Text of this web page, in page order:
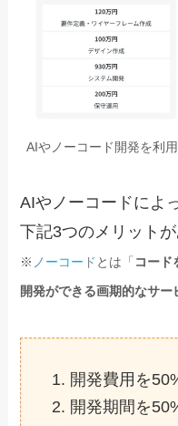
AIやノーコード開発を利
AIやノーコードによ
下記3つのメリットが
※ ノーコード とは「 コード
開発ができる画期的なサー
開発費用を
開発期間を